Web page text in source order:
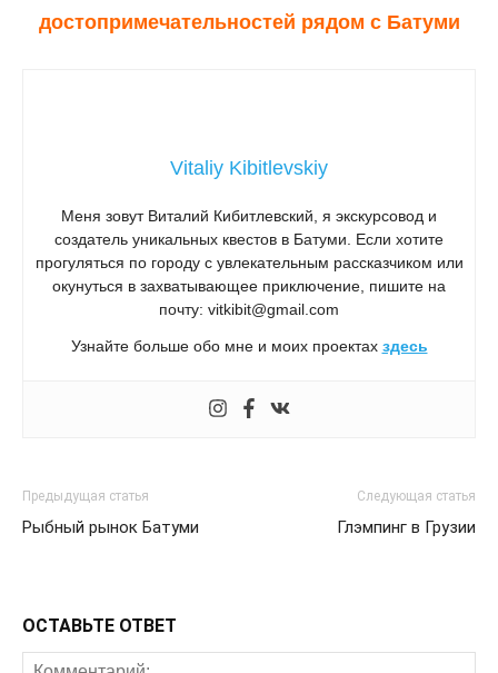
достопримечательностей рядом с Батуми
Vitaliy Kibitlevskiy
Меня зовут Виталий Кибитлевский, я экскурсовод и
создатель уникальных квестов в Батуми. Если хотите
прогуляться по городу с увлекательным рассказчиком или
окунуться в захватывающее приключение, пишите на
почту: vitkibit@gmail.com
Узнайте больше обо мне и моих проектах здесь
Предыдущая статья
Рыбный рынок Батуми
Следующая статья
Глэмпинг в Грузии
ОСТАВЬТЕ ОТВЕТ